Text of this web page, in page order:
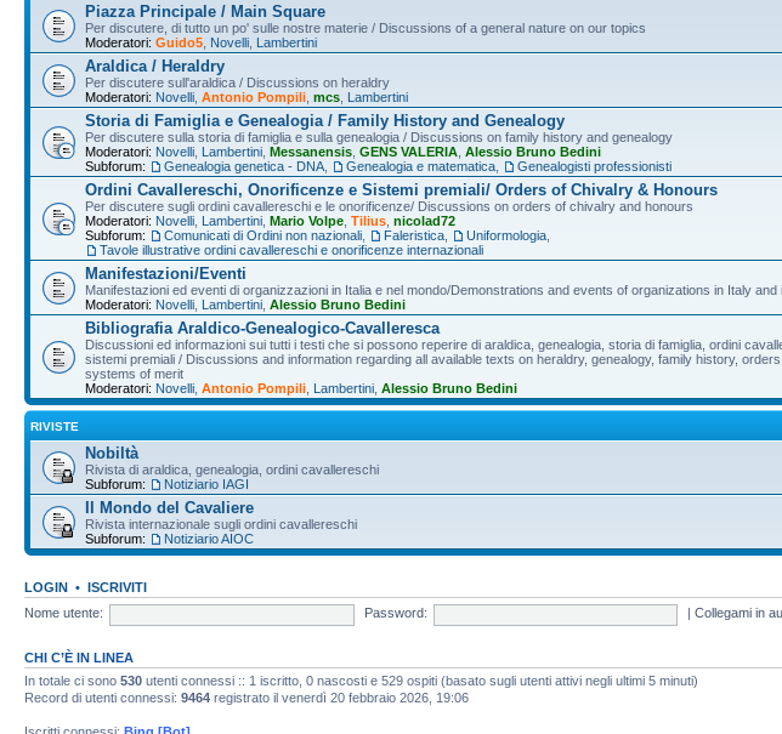
Piazza Principale / Main Square
Per discutere, di tutto un po' sulle nostre materie / Discussions of a general nature on our topics
Moderatori: Guido5 Novelli Lambertini
Araldica / Heraldry
Per discutere sull'araldica / Discussions on heraldry
Moderatori: Novelli Antonio Pompili mcs Lambertini
Storia di Famiglia e Genealogia / Family History and Genealogy
Per discutere sulla storia di famiglia e sulla genealogia / Discussions on family history and genealogy
Moderatori: Novelli Lambertini Messanensis GENS VALERIA Alessio Bruno Bedini
Subforum:
Genealogia genetica - DNA Genealogia e matematica Genealogisti professionisti
Ordini Cavallereschi, Onorificenze e Sistemi premiali/ Orders of Chivalry & Honours
Per discutere sugli ordini cavallereschi e le onorificenze/ Discussions on orders of chivalry and honours
Moderatori: Novelli Lambertini Mario Volpe Tilius nicolad72
Subforum:
Comunicati di Ordini non nazionali Faleristica Uniformologia
Tavole illustrative ordini cavallereschi e onorificenze internazionali
Manifestazioni/Eventi
Manifestazioni ed eventi di organizzazioni in Italia e nel mondo/Demonstrations and events of organizations in Italy and
Moderatori: Novelli Lambertini Alessio Bruno Bedini
Bibliografia Araldico-Genealogico-Cavalleresca
Discussioni ed informazioni sui tutti i testi che si possono reperire di araldica, genealogia, storia di famiglia, ordini
sistemi premiali / Discussions and information regarding all available texts on heraldry, genealogy, family history,
systems of merit
Moderatori: Novelli Antonio Pompili Lambertini Alessio Bruno Bedini
RIVISTE
Nobiltà
Rivista di araldica, genealogia, ordini cavallereschi
Subforum:
Notiziario IAGI
Il Mondo del Cavaliere
Rivista internazionale sugli ordini cavallereschi
Subforum:
Notiziario AIOC
LOGIN • ISCRIVITI
Nome utente:
Password: |Collegami in
CHI C’È IN LINEA
In totale ci sono 530 utenti connessi :: 1 iscritto, 0 nascosti e 529 ospiti (basato sugli utenti attivi negli ultimi 5 minuti)
Record di utenti connessi: 9464 registrato il venerdì 20 febbraio 2026, 19:06
Iscritti connessi: Bing [Bot]